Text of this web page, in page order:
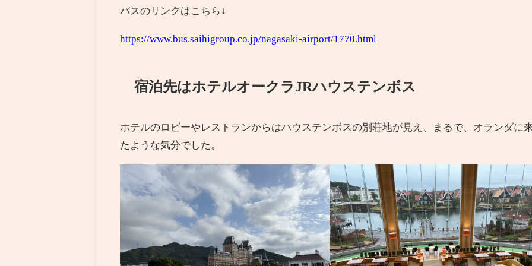
バスのリンクはこちら↓
https://www.bus.saihigroup.co.jp/nagasaki-airport/1770.html
宿泊先はホテルオークラJRハウステンボス
ホテルのロビーやレストランからはハウステンボスの別荘地が見え、まるで、オランダに
たような気分でした。